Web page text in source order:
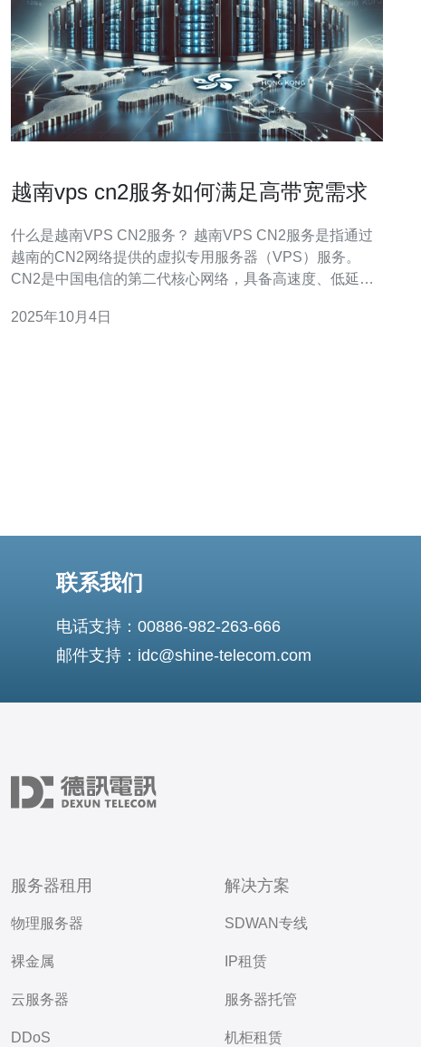
越南vps cn2服务如何满足高带宽需求
什么是越南VPS CN2服务？ 越南VPS CN2服务是指通过
越南的CN2网络提供的虚拟专用服务器（VPS）服务。
CN2是中国电信的第二代核心网络，具备高速度、低延迟
的服务不仅能够满足一般的网络需求，更是针对高带宽需
2025年10月4日
联系我们
电话支持：00886-982-263-666
邮件支持：idc@shine-telecom.com
服务器租用
物理服务器
裸金属
云服务器
DDoS
解决方案
SDWAN专线
IP租赁
服务器托管
机柜租赁